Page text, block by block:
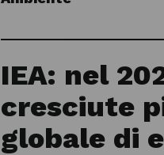
IEA: nel
cresciute
globale di